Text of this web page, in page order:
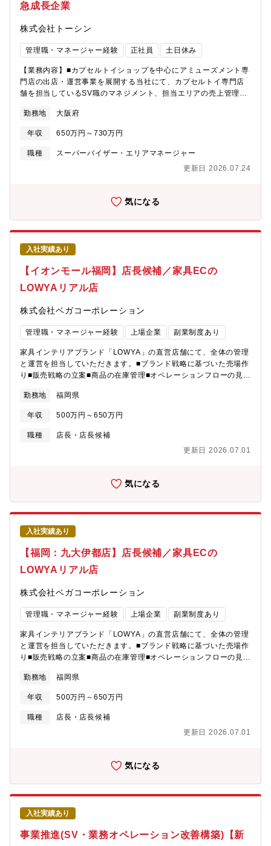
す！一緒に会社を作り上げていきましょう！
急成長企業
株式会社トーシン
管理職・マネージャー経験 正社員 土日休み
【業務内容】■カプセルトイショップを中心にアミューズメント専
門店の出店・運営事業を展開する当社にて、カプセルトイ専門店
舗を担当しているSV職のマネジメント、担当エリアの売上管理・
の実施) ■商品の在庫管理 ■お客様対応（クレーム対応等） ■
各店舗及び担当エリアの収益管理（売上・販管費） 【やりが
い】マネージャーとして広域の店舗マネジメントを管理し経営に
近いポジションで裁量権を持って業を行えます。部下の育成に直
から、管理・メンテナンスまでワンストップで行っています※急
業概要】■カプセルトイ専門店「#C-pla」を運営。2019年3月に1
号店を出店以降、5年間で全国各地に188店舗（2024年12月末時
点）まで急拡大を続けております。■積み重ねた実績とノウハウ
で、お客さまとの信頼関係を深め、アミューズメント事業のパイ
オニアとして創業50年を迎えます。今後は、お子様を含め世代を
超えて楽しめるトータルアミューズメント・クリエイト企業を目
指します。■急成長中の会社で尚且つチャレンジ精神を重視する社
風ですので、主体性次第で自己実現の可能性は無限に拡がりま
す！一緒に会社を作り上げていきましょう！
勤務地 大阪府
年収 650万円～730万円
職種
スーパーバイザー・エリアマネージャー
更新日 2026.07.24
気になる
入社実績あり
【イオンモール福岡】店長候補／家具ECの
LOWYAリアル店
株式会社ベガコーポレーション
管理職・マネージャー経験 上場企業 副業制度あり
家具インテリアブランド「LOWYA」の直営店舗にて、全体の管理
と運営を担当していただきます。■ブランド戦略に基づいた売場作
り■販売戦略の立案■商品の在庫管理■オペレーションフローの見直
売【募集背景】今回お任せするのは、昨年2025年12月にオープン
した「LOWYAイオンモール福岡店」での店舗運営責任者となりま
すオンラインを中心にアイテムを販売してきた「LOWYA」です
が、今後は「LOWYA」がリアルなタッチポイントを創造し、お客
指しております。経営的な視点をもって販売の戦略立案や店舗運
はECを主軸とした店舗運営を目指しているため、SNSと連携した
販売戦略の立案や自社サイトとリアル店舗をつなぐためのOMO戦
略を企画提案することができ、ご自身のスキルアップにつなげる
ことができます。また、画一的なオペレーションではなく、店長
自らが売り場提案やお客様に対する新しい提案方法などを企画・
提案していただくことができる環境のため、自らのアイディアを
店舗運営に活かすことができます。【入社後にお任せしたい業
務】スタッフや店舗の管理、本社との調整を行っていただきま
す。また、今後の店舗展開に合わせて他地域の店長をお任せする
複数店舗の管理や店舗企画へのキャリアも想定しています。 ※前
提ではないが、全国転勤の可能性あり
勤務地 福岡県
年収 500万円～650万円
職種
店長・店長候補
更新日 2026.07.01
気になる
入社実績あり
【福岡：九大伊都店】店長候補／家具ECの
LOWYAリアル店
株式会社ベガコーポレーション
管理職・マネージャー経験 上場企業 副業制度あり
家具インテリアブランド「LOWYA」の直営店舗にて、全体の管理
と運営を担当していただきます。■ブランド戦略に基づいた売場作
り■販売戦略の立案■商品の在庫管理■オペレーションフローの見直
売【募集背景】今回お任せするのは、2023年4月にオープンした
「LOWYA九大伊都店※ブランド初となる第1号の実店舗」での店
舗運営責任者となります。オンラインを中心にアイテムを販売し
てきた「LOWYA」ですが、今後は「LOWYA」がリアルなタッチ
をつくっていくことを目指しております。経営的な視点をもって
ます。【やりがい】同社はECを主軸とした店舗運営を目指してい
るため、SNSと連携した販売戦略の立案や自社サイトとリアル店
舗をつなぐためのOMO戦略を企画提案することができ、ご自身の
スキルアップにつなげることができます。また、画一的なオペレ
ーションではなく、店長自らが売り場提案やお客様に対する新し
い提案方法などを企画・提案していただくことができる環境のた
め、自らのアイディアを店舗運営に活かすことができます。【入
社後にお任せしたい業務】スタッフや店舗の管理、本社との調整
勤務地 福岡県
年収 500万円～650万円
職種
店長・店長候補
更新日 2026.07.01
気になる
入社実績あり
事業推進(SV・業務オペレーション改善構築)【新